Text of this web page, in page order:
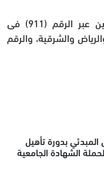
المبدئي بدورة تأهيل
الجامعيين رقم (56) لحملة الشهادة الجامعية